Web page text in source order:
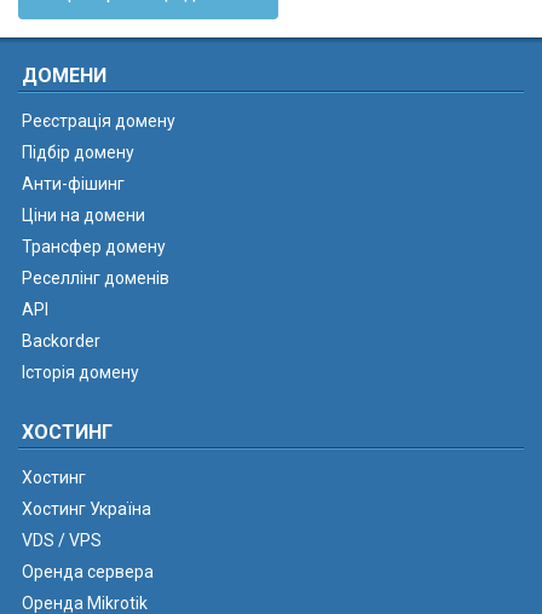
ДОМЕНИ
Реєстрація домену
Підбір домену
Анти-фішинг
Ціни на домени
Трансфер домену
Реселлінг доменів
API
Backorder
Історія домену
ХОСТИНГ
Хостинг
Хостинг Україна
VDS / VPS
Оренда сервера
Оренда Mikrotik